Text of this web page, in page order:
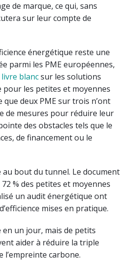
de marque, ce qui, sans
sur leur compte de
énergétique reste une
parmi les PME européennes,
livre blancsur les solutions
pour les petites et moyennes
deux PME sur trois n’ont
de mesures pour réduire leur
des obstacles tels que le
de financement ou le
au bout du tunnel. Le document
% des petites et moyennes
un audit énergétique ont
mises en pratique.
en un jour, mais de petits
aider à réduire la triple
l’empreinte carbone.